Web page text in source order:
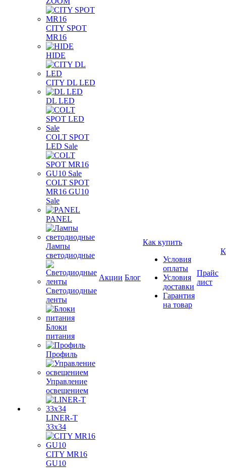
CITY SPOT
MR16
HIDE
CITY DL LED
DL LED
COLT SPOT
LED Sale
COLT SPOT
MR16 GU10
Sale
PANEL
Лампы
светодиодные
Светодиодные
ленты
Блоки
питания
Профиль
Управление
освещением
LINER-T
33x34
CITY MR16
GU10
Акции Блог
Как купить
Условия
оплаты
Условия
доставки
Гарантия
на товар
Прайс
лист